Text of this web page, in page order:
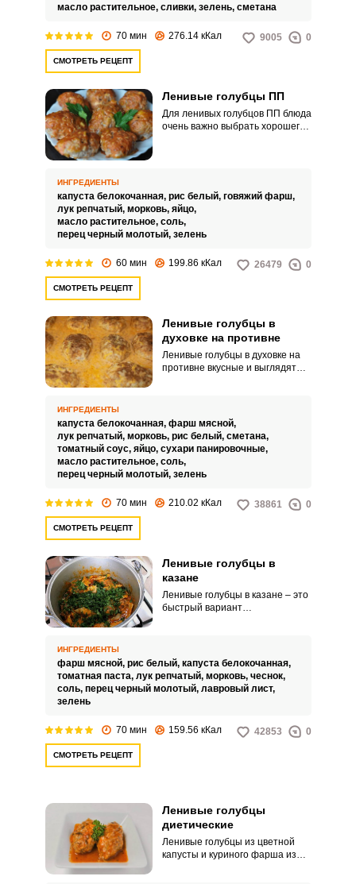
масло растительное, сливки, зелень, сметана
70 мин 276.14 кКал 9005 0
СМОТРЕТЬ РЕЦЕПТ
Ленивые голубцы ПП
Для ленивых голубцов ПП блюда
очень важно выбрать хорошего
ИНГРЕДИЕНТЫ
капуста белокочанная, рис белый, говяжий фарш,
лук репчатый, морковь, яйцо,
масло растительное, соль,
перец черный молотый, зелень
60 мин 199.86 кКал 26479 0
СМОТРЕТЬ РЕЦЕПТ
Ленивые голубцы в
духовке на противне
Ленивые голубцы в духовке на
противне вкусные и выглядят
голубцов традиционных.
Однако, это не совсем так.
ИНГРЕДИЕНТЫ
капуста белокочанная, фарш мясной,
лук репчатый, морковь, рис белый, сметана,
томатный соус, яйцо, сухари панировочные,
масло растительное, соль,
перец черный молотый, зелень
70 мин 210.02 кКал 38861 0
СМОТРЕТЬ РЕЦЕПТ
Ленивые голубцы в
казане
Ленивые голубцы в казане – это
быстрый вариант
классическим, такой же состав:
фарш, капуста, морковь, рис и
специи, а количество
затраченного времени гораздо
ИНГРЕДИЕНТЫ
фарш мясной, рис белый, капуста белокочанная,
томатная паста, лук репчатый, морковь, чеснок,
соль, перец черный молотый, лавровый лист,
зелень
70 мин 159.56 кКал 42853 0
СМОТРЕТЬ РЕЦЕПТ
Ленивые голубцы
диетические
Ленивые голубцы из цветной
капусты и куриного фарша из